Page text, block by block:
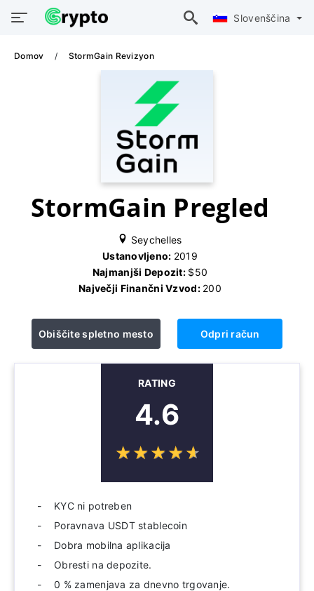
Slovenščina
Domov StormGain Revizyon
StormGain Pregled
Seychelles
Ustanovljeno: 2019
Najmanjši Depozit: $50
Največji Finančni Vzvod: 200
Obiščite spletno mesto Odpri račun
RATING
4.6
☆☆☆☆☆
★★★★★
KYC ni potreben
Poravnava USDT stablecoin
Dobra mobilna aplikacija
Obresti na depozite.
0 % zamenjava za dnevno trgovanje.